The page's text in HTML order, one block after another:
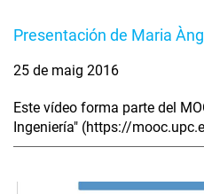
Presentación de Maria
25 de maig 2016
Este vídeo forma parte del
Ingeniería" (https://